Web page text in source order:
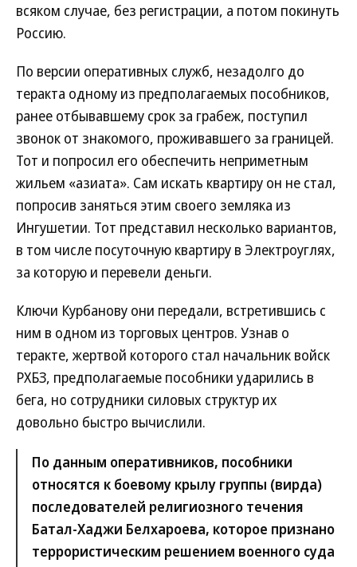
всяком случае, без регистрации, а потом покинуть
Россию.
По версии оперативных служб, незадолго до
теракта одному из предполагаемых пособников,
ранее отбывавшему срок за грабеж, поступил
звонок от знакомого, проживавшего за границей.
Тот и попросил его обеспечить неприметным
жильем «азиата». Сам искать квартиру он не стал,
попросив заняться этим своего земляка из
Ингушетии. Тот представил несколько вариантов,
в том числе посуточную квартиру в Электроуглях,
за которую и перевели деньги.
Ключи Курбанову они передали, встретившись с
ним в одном из торговых центров. Узнав о
теракте, жертвой которого стал начальник войск
РХБЗ, предполагаемые пособники ударились в
бега, но сотрудники силовых структур их
довольно быстро вычислили.
По данным оперативников, пособники
относятся к боевому крылу группы (вирда)
последователей религиозного течения
Батал-Хаджи Белхароева, которое признано
террористическим решением военного суда